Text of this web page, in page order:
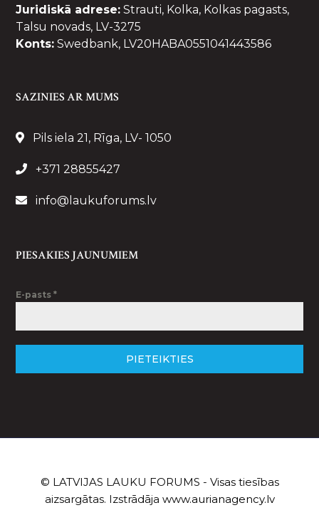
Juridiskā adrese: Strauti, Kolka, Kolkas pagasts,
Talsu novads, LV-3275
Konts: Swedbank, LV20HABA0551041443586
SAZINIES AR MUMS
Pils iela 21, Rīga, LV- 1050
+371 28855427
info@laukuforums.lv
PIESAKIES JAUNUMIEM
E-pasts*
PIETEIKTIES
© LATVIJAS LAUKU FORUMS - Visas tiesības
aizsargātas. Izstrādāja www.aurianagency.lv